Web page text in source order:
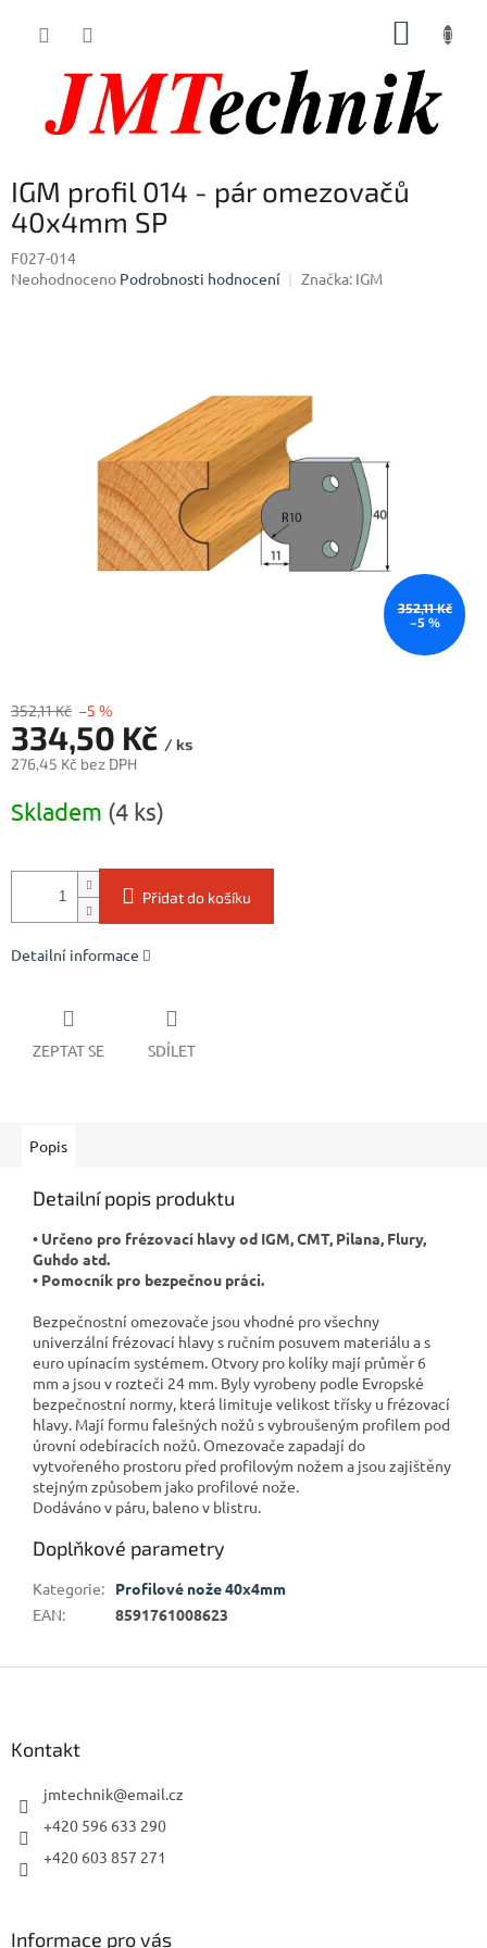
IGM profil 014 - pár omezovačů
40x4mm SP
F027-014
Průměrné
Neohodnoceno Podrobnosti hodnocení Značka: IGM
352,11 Kč
–5 %
352,11 Kč –5 %
334,50 Kč / ks
276,45 Kč bez DPH
cena:
Skladem (4 ks)
Přidat do košíku
Detailní informace
ZEPTAT SE SDÍLET
Popis
Detailní popis produktu
• Určeno pro frézovací hlavy od IGM, CMT, Pilana, Flury,
Guhdo atd.
• Pomocník pro bezpečnou práci.
Bezpečnostní omezovače jsou vhodné pro všechny
univerzální frézovací hlavy s ručním posuvem materiálu a s
euro upínacím systémem. Otvory pro kolíky mají průměr 6
mm a jsou v rozteči 24 mm. Byly vyrobeny podle Evropské
bezpečnostní normy, která limituje velikost třísky u frézovací
hlavy. Mají formu falešných nožů s vybroušeným profilem pod
úrovní odebíracích nožů. Omezovače zapadají do
vytvořeného prostoru před profilovým nožem a jsou zajištěny
stejným způsobem jako profilové nože.
Dodáváno v páru, baleno v blistru.
Doplňkové parametry
Kategorie:
Profilové nože 40x4mm
EAN: 8591761008623
Kontakt
jmtechnik@email.cz
+420 596 633 290
+420 603 857 271
Informace pro vás